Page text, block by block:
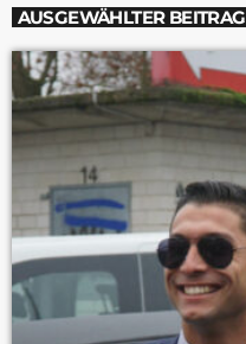
AUSGEWÄHLTER BEITRAG